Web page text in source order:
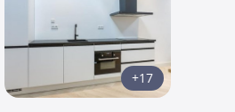
+17